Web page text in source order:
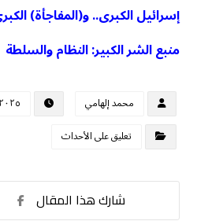
إسرائيل الكبرى.. و(المفاجأة)
منبع الشر الكبير: النظام والسلطة
محمد إلهامي
٢٠٢٥-
تعليق على الأحداث